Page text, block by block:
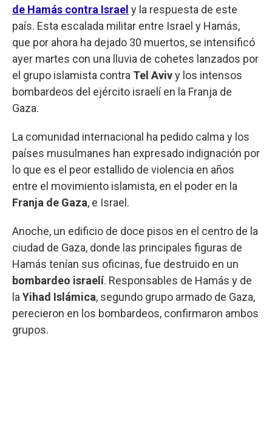
de Hamás contra Israel y la respuesta de este
país. Esta escalada militar entre Israel y Hamás,
que por ahora ha dejado 30 muertos, se intensificó
ayer martes con una lluvia de cohetes lanzados por
el grupo islamista contra Tel Avivy los intensos
bombardeos del ejército israelí en la Franja de
Gaza.
La comunidad internacional ha pedido calma y los
países musulmanes han expresado indignación por
lo que es el peor estallido de violencia en años
entre el movimiento islamista, en el poder en la
Franja de Gaza, e Israel.
Anoche, un edificio de doce pisos en el centro de la
ciudad de Gaza, donde las principales figuras de
Hamás tenían sus oficinas, fue destruido en un
bombardeo israelí. Responsables de Hamás y de
la Yihad Islámica, segundo grupo armado de Gaza,
perecieron en los bombardeos, confirmaron ambos
grupos.